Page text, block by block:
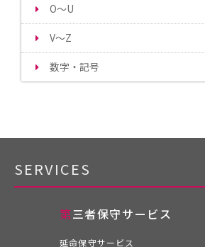
O～U
V～Z
数字・記号
SERVICES
第三者保守サービス
延命保守サービス